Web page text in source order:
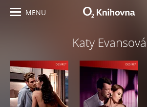
MENU
Katy Evansová